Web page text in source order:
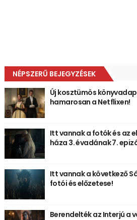
NÉPSZERŰ BEJEGYZÉSEK
Új kosztümös
hamarosan a Netflixen!
Itt vannak a fotók és az
háza 3. évadának 7.
Itt vannak a következő
fotói és előzetese!
Berendelték az Interjú a